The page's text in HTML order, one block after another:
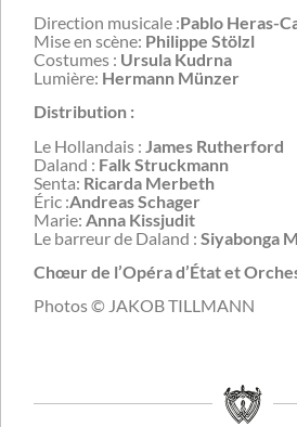
Direction musicale :Pablo Heras-
Mise en scène: Philippe Stölzl
Costumes : Ursula Kudrna
Lumière: Hermann Münzer
Distribution :
Le Hollandais : James Rutherford
Daland : Falk Struckmann
Senta: Ricarda Merbeth
Éric :Andreas Schager
Marie: Anna Kissjudit
Le barreur de Daland : Siyabonga
Chœur de l’Opéra d’État et
Photos © JAKOB TILLMANN